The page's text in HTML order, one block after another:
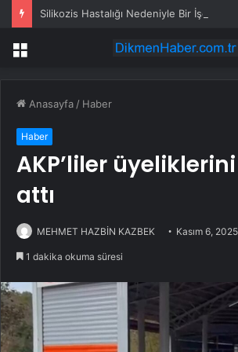
Silikozis Hastalığı Nedeniyle Bir İşçi Daha
Menü
Anasayfa / Haber
Haber
AKP’liler üyeliklerini
attı
MEHMET HAZBİN KAZBEK Kasım 6, 2025
1 dakika okuma süresi